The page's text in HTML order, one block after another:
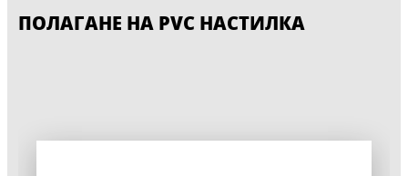
CERESIT R 777
ПОЛАГАНЕ НА PVC НАСТИЛКА